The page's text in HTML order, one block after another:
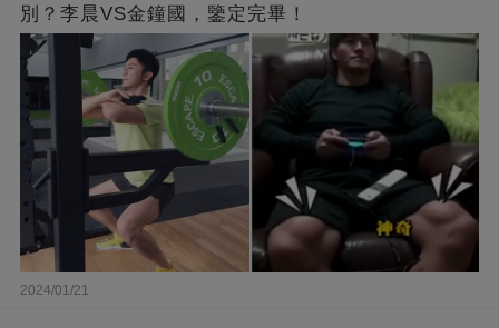
別？李晨VS金鐘國，鑒定完畢！
2024/01/21